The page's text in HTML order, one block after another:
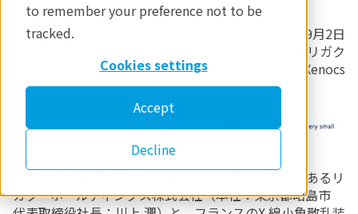
to remember your preference not to be
tracked.
Cookies settings
Accept
Decline
2024年9月2日
株式会社リガク
Xenocs
Ｘ線分析装置の世界的ソリューションパートナーであるリ
ガク・ホールディングス株式会社（本社：東京都昭島市